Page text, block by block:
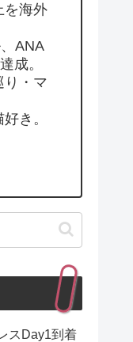
を海外
ANA
成。
り・マ
き。
スDay1到着